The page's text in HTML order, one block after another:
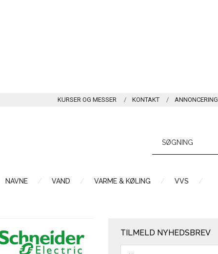
KURSER OG MESSER KONTAKT ANNONCERING
NAVNE VAND VARME & KØLING
VVS
TILMELD NYHEDSBREV